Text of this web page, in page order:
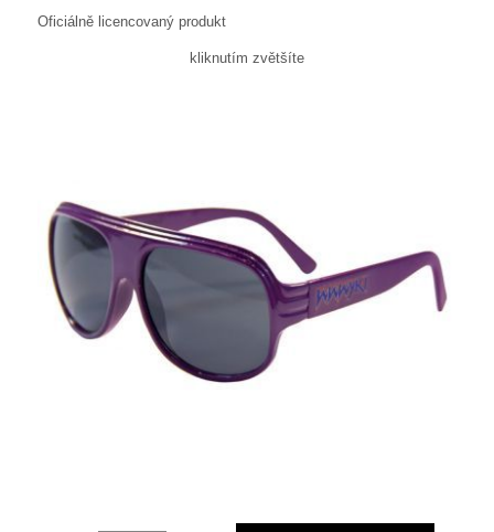
Oficiálně licencovaný produkt
kliknutím zvětšíte